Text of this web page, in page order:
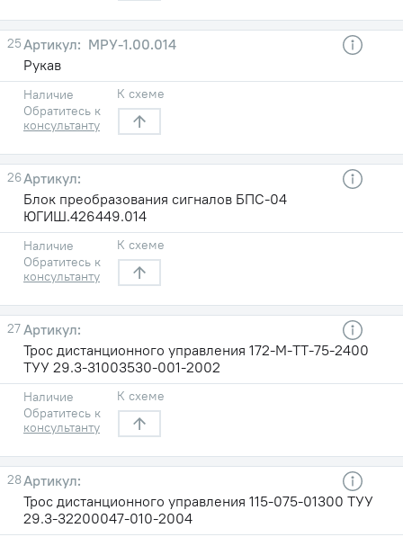
25
МРУ-1.00.014
Рукав
Наличие
Обратитесь к
консультанту
К схеме
26
Блок преобразования сигналов БПС-04
ЮГИШ.426449.014
Наличие
Обратитесь к
консультанту
К схеме
27
Трос дистанционного управления 172-M-TT-75-2400
ТУУ 29.3-31003530-001-2002
Наличие
Обратитесь к
консультанту
К схеме
28
Трос дистанционного управления 115-075-01300 ТУУ
29.3-32200047-010-2004